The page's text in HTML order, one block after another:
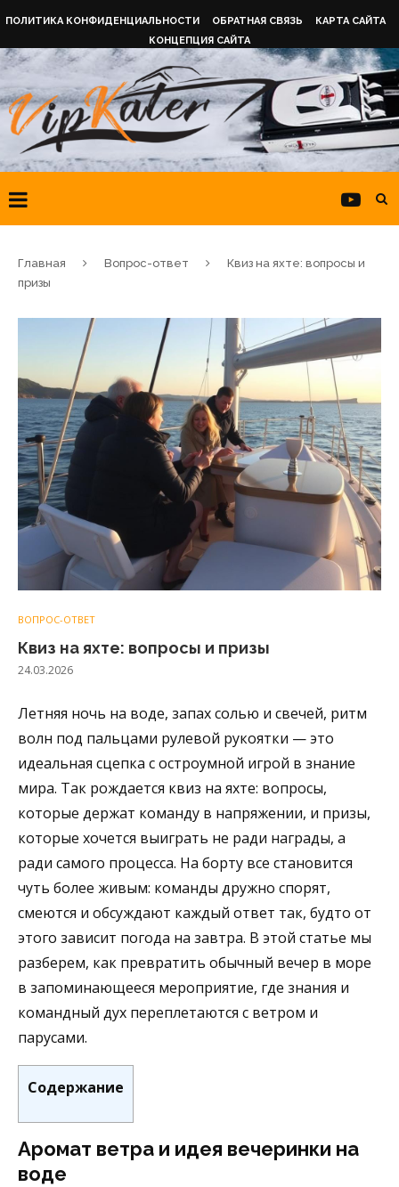
ПОЛИТИКА КОНФИДЕНЦИАЛЬНОСТИ ОБРАТНАЯ СВЯЗЬ
КАРТА САЙТА
КОНЦЕПЦИЯ САЙТА
Главная Вопрос-ответ
Квиз на яхте: вопросы и
призы
ВОПРОС-ОТВЕТ
Квиз на яхте: вопросы и призы
24.03.2026
Летняя ночь на воде, запах солью и свечей, ритм
волн под пальцами рулевой рукоятки — это
идеальная сцепка с остроумной игрой в знание
мира. Так рождается квиз на яхте: вопросы,
которые держат команду в напряжении, и призы,
которые хочется выиграть не ради награды, а
ради самого процесса. На борту все становится
чуть более живым: команды дружно спорят,
смеются и обсуждают каждый ответ так, будто от
этого зависит погода на завтра. В этой статье мы
разберем, как превратить обычный вечер в море
в запоминающееся мероприятие, где знания и
командный дух переплетаются с ветром и
парусами.
Содержание
Аромат ветра и идея вечеринки на
воде